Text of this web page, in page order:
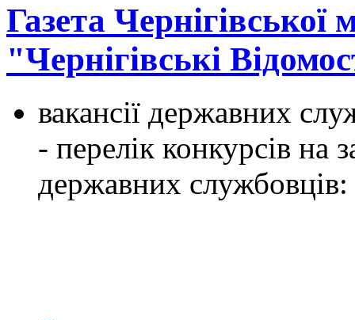
Газета Чернігівської
"Чернігівські
вакансії державних
- перелік конкурсів на
державних службовців: